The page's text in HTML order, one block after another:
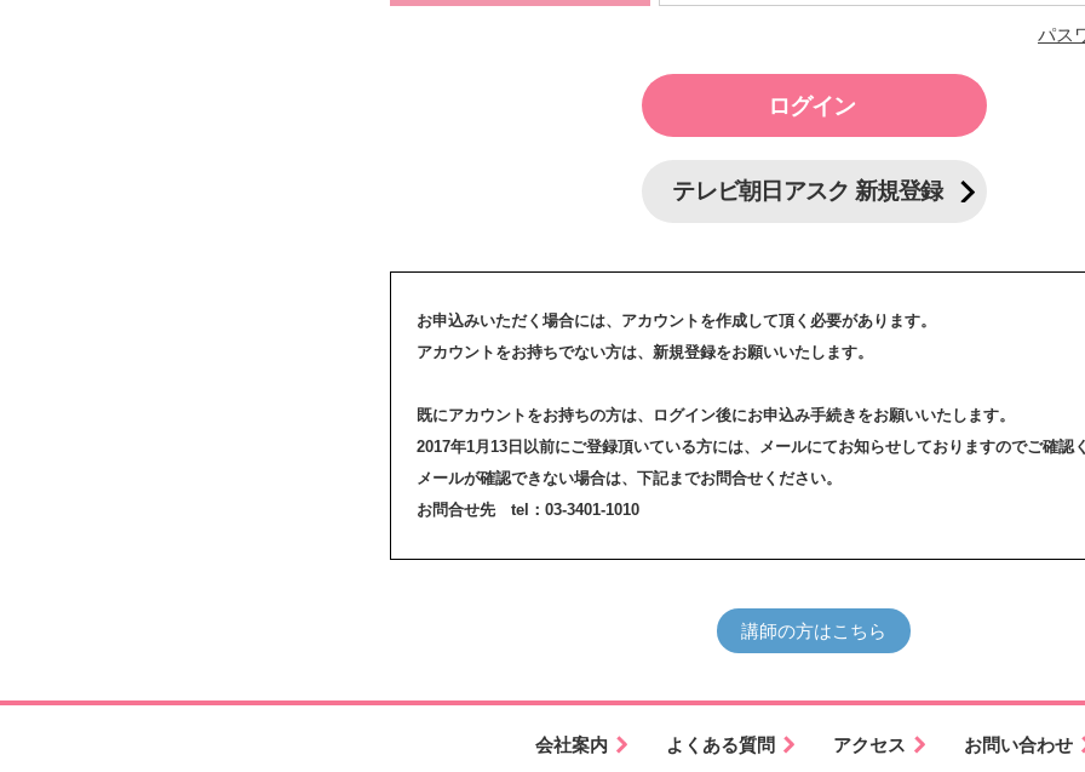
パス
テレビ朝日アスク 新規登録
お申込みいただく場合には、アカウントを作成して頂く必要があります。
アカウントをお持ちでない方は、新規登録をお願いいたします。
既にアカウントをお持ちの方は、ログイン後にお申込み手続きをお願いいたします。
2017年1月13日以前にご登録頂いている方には、メールにてお知らせしておりますのでご確認
メールが確認できない場合は、下記までお問合せください。
お問合せ先 tel：03-3401-1010
講師の方はこちら
会社案内 よくある質問 アクセス お問い合わせ